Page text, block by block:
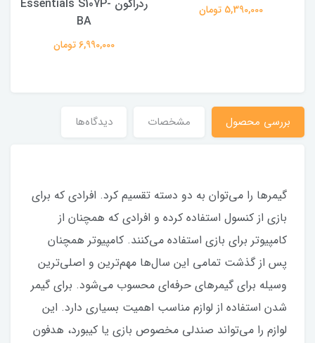
5,390,000 تومان
ردراگون Essentials S107P-
BA
6,990,000 تومان
بررسى محصول مشخصات دیدگاه‌ها
گیمرها را می‌توان به دو دسته تقسیم کرد. افرادی که برای
بازی از کنسول استفاده کرده و افرادی که همچنان از
کامپیوتر برای بازی استفاده می‌کنند. کامپیوتر همچنان
پس از گذشت تمامی این سال‌ها مهم‌ترین و اصلی‌ترین
وسیله برای گیمرهای حرفه‌ای محسوب می‌شود. برای گیمر
شدن استفاده از لوازم مناسب اهمیت بسیاری دارد. این
لوازم را می‌تواند صندلی مخصوص بازی یا کیبورد، هدفون